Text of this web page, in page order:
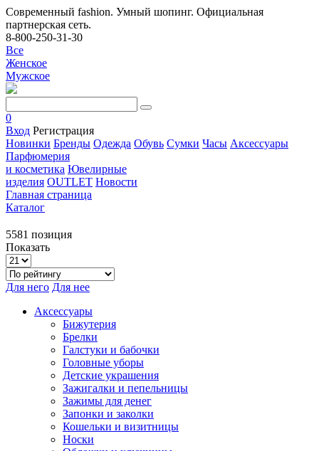
Современный fashion. Умный шопинг. Официальная
партнерская сеть.
8-800-250-31-30
Все
Женское
Мужское
0
Вход Регистрация
Новинки Бренды Одежда Обувь Сумки Часы Аксессуары
Парфюмерия
и косметика Ювелирные
изделия OUTLET Новости
Главная страница
Каталог
5581 позиция
Показать
Для него Для нее
Аксессуары
Бижутерия
Брелки
Галстуки и бабочки
Головные уборы
Детские украшения
Зажигалки и пепельницы
Зажимы для денег
Запонки и заколки
Кошельки и визитницы
Носки